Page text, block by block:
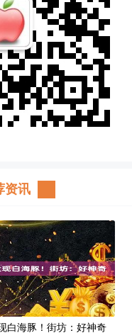
资讯
白海豚！街坊：好神奇